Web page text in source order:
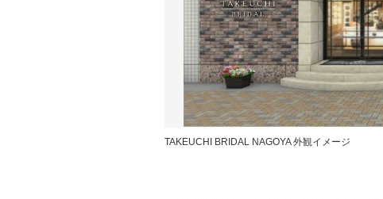
TAKEUCHI BRIDAL NAGOYA 外観イメージ